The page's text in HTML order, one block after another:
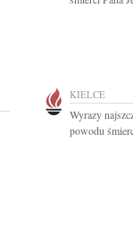
KIELCE
Wyrazy
powodu